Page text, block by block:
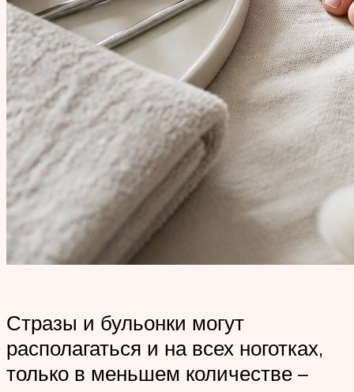
Стразы и бульонки могут
располагаться и на всех ноготках,
только в меньшем количестве –